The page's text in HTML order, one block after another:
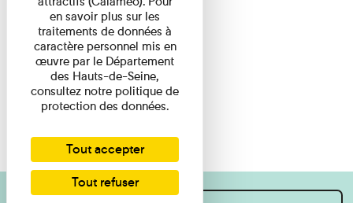
en savoir plus sur les
traitements de données à
caractère personnel mis en
œuvre par le Département
des Hauts-de-Seine,
consultez notre politique de
protection des données.
Tout accepter
Tout refuser